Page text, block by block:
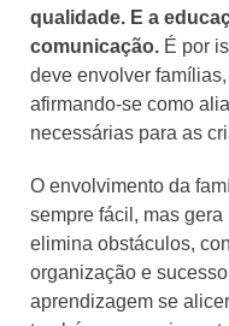
qualidade. E a
comunicação. É por
deve envolver
afirmando-se como
necessárias para as
O envolvimento da
sempre fácil, mas
elimina obstáculos,
organização e
aprendizagem se